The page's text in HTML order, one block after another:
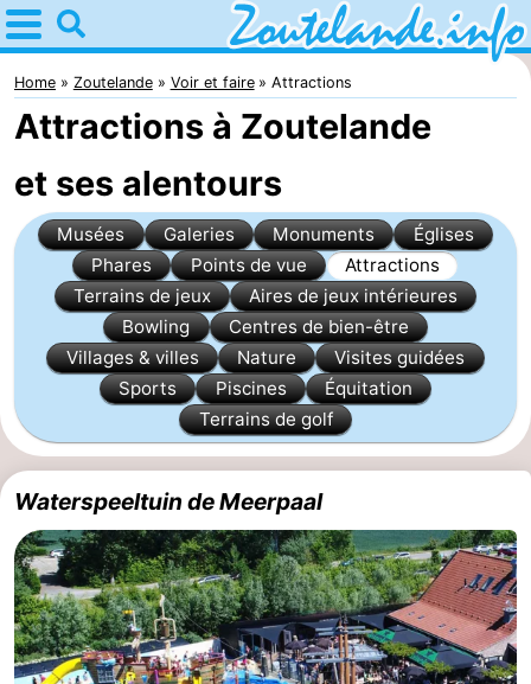
Home
Zoutelande
Astuces
Avec
les
enfants
Webcam
Webcam
Langstraat
Webcam
la
nuit
Appartements
-
Aparthotel
Zoutelande
-
Duinflat
-
Duinoord
-
Home Zoutelande Voir et faire Attractions
Attractions à Zoutelande
et ses alentours
Musées Galeries Monuments
Églises
Phares
Points de vue
Attractions
Terrains de jeux
Aires de jeux intérieures
Bowling
Centres de bien-être
Villages & villes
Nature
Visites guidées
Sports
Piscines
Équitation
Terrains de golf
Waterspeeltuin de Meerpaal